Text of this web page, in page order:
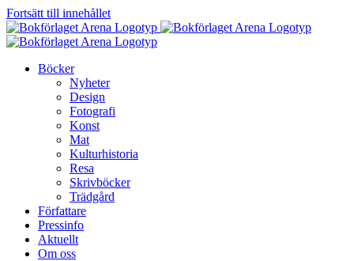
Fortsätt till innehållet
Böcker
Nyheter
Design
Fotografi
Konst
Mat
Kulturhistoria
Resa
Skrivböcker
Trädgård
Författare
Pressinfo
Aktuellt
Om oss